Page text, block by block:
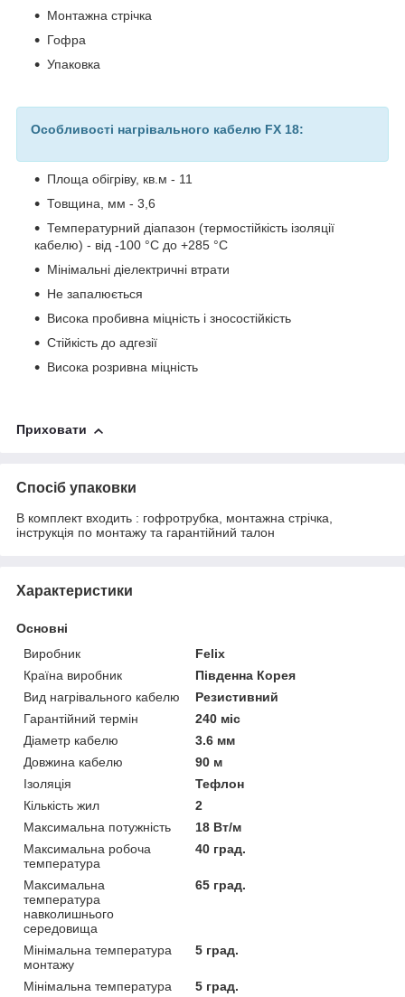
Монтажна стрічка
Гофра
Упаковка
Особливості нагрівального кабелю FX 18:
Площа обігріву, кв.м - 11
Товщина, мм - 3,6
Температурний діапазон (термостійкість ізоляції
кабелю) - від -100 °C до +285 °C
Мінімальні діелектричні втрати
Не запалюється
Висока пробивна міцність і зносостійкість
Стійкість до адгезії
Висока розривна міцність
Приховати
Спосіб упаковки
В комплект входить : гофротрубка, монтажна стрічка,
інструкція по монтажу та гарантійний талон
Характеристики
Основні
Виробник
Felix
Країна виробник
Південна Корея
Вид нагрівального кабелю
Резистивний
Гарантійний термін
240 міс
Діаметр кабелю
3.6 мм
Довжина кабелю
90 м
Ізоляція
Тефлон
Кількість жил
2
Максимальна потужність
18 Вт/м
Максимальна робоча
температура
40 град.
Максимальна
температура
навколишнього
середовища
65 град.
Мінімальна температура
монтажу
5 град.
Мінімальна температура
5 град.